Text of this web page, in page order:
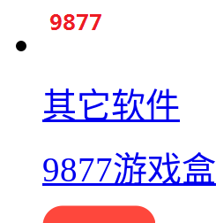
其它软件
9877游戏盒